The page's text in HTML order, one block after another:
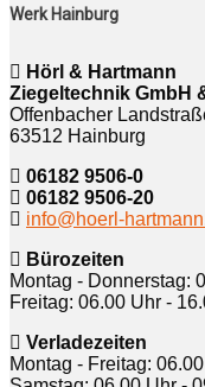
Werk Hainburg
Hörl & Hartmann
Ziegeltechnik GmbH
Offenbacher
63512 Hainburg
06182 9506-0
06182 9506-20
info@hoerl-
Bürozeiten
Montag - Donnerstag:
Freitag: 06.00 Uhr -
Verladezeiten
Montag - Freitag: